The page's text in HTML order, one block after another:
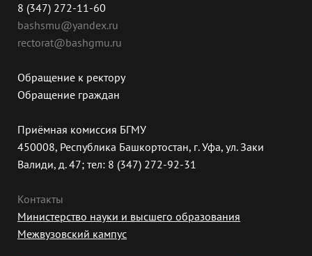
8 (347) 272-11-60
bashsmu@yandex.ru
rectorat@bashgmu.ru
Обращение к ректору
Обращение граждан
Приёмная комиссия БГМУ
450008, Республика Башкортостан, г. Уфа, ул. Заки
Валиди, д. 47; тел: 8 (347) 272-92-31
Контакты
Министерство науки и высшего образования
Межвузовский кампус